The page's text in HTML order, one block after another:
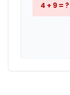
4 + 9 = ?